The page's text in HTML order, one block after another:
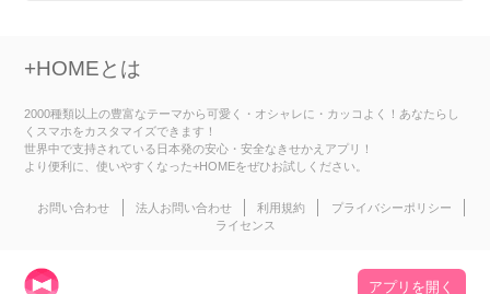
+HOMEとは
2000種類以上の豊富なテーマから可愛く・オシャレに・カッコよく！あなたらし
くスマホをカスタマイズできます！
世界中で支持されている日本発の安心・安全なきせかえアプリ！
より便利に、使いやすくなった+HOMEをぜひお試しください。
お問い合わせ 法人お問い合わせ 利用規約
プライバシーポリシー
ライセンス
アプリを開く